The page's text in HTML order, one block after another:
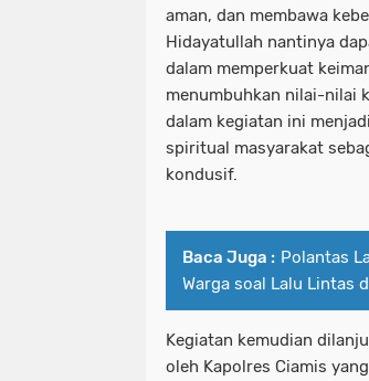
aman, dan membawa
Hidayatullah nantinya
dalam memperkuat
menumbuhkan nilai-nilai
dalam kegiatan ini
spiritual masyarakat
kondusif.
Baca Juga : Polantas
Warga soal Lalu Lintas
Kegiatan kemudian
oleh Kapolres Ciamis